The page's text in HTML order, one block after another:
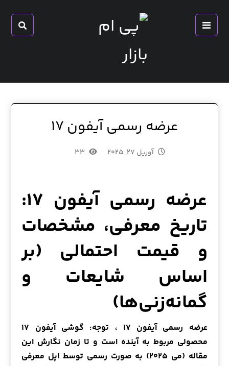
عرضه رسمی آیفون ۱۷
آوریل ۲۷, ۲۰۲۵ ۳۳
عرضه رسمی آیفون ۱۷:
تاریخ معرفی، مشخصات
و قیمت احتمالی (بر
اساس شایعات و
گمانه‌زنی‌ها)
عرضه رسمی آیفون ۱۷ ، توجه: گوشی آیفون ۱۷
محصولی مربوط به آینده است و تا زمان نگارش این
مقاله (می ۲۰۲۵) به صورت رسمی توسط اپل معرفی